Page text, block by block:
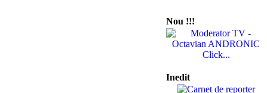
Nou !!!
Click...
Inedit